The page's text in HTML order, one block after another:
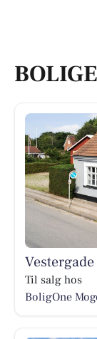
Til salg hos
BoligOne